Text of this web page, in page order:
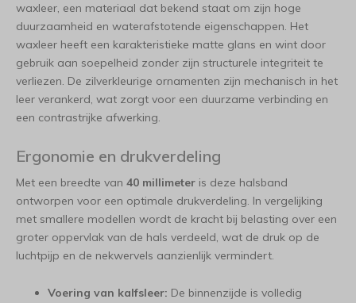
waxleer, een materiaal dat bekend staat om zijn hoge
duurzaamheid en waterafstotende eigenschappen. Het
waxleer heeft een karakteristieke matte glans en wint door
gebruik aan soepelheid zonder zijn structurele integriteit te
verliezen. De zilverkleurige ornamenten zijn mechanisch in het
leer verankerd, wat zorgt voor een duurzame verbinding en
een contrastrijke afwerking.
Ergonomie en drukverdeling
Met een breedte van 40 millimeter is deze halsband
ontworpen voor een optimale drukverdeling. In vergelijking
met smallere modellen wordt de kracht bij belasting over een
groter oppervlak van de hals verdeeld, wat de druk op de
luchtpijp en de nekwervels aanzienlijk vermindert.
Voering van kalfsleer: De binnenzijde is volledig